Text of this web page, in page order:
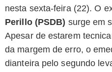
nesta sexta-feira (22). O
Perillo (PSDB) surge em
Apesar de estarem
da margem de erro, o
dianteira pelo segundo